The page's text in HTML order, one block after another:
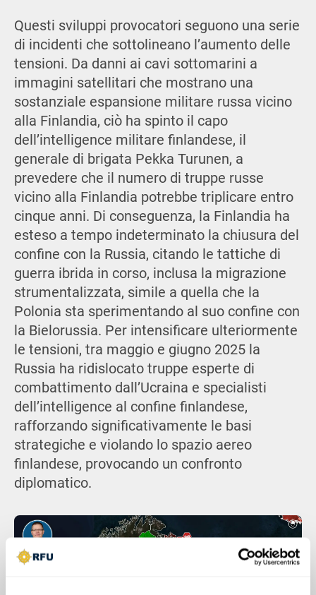
Questi sviluppi provocatori seguono una serie
di incidenti che sottolineano l’aumento delle
tensioni. Da danni ai cavi sottomarini a
immagini satellitari che mostrano una
sostanziale espansione militare russa vicino
alla Finlandia, ciò ha spinto il capo
dell’intelligence militare finlandese, il
generale di brigata Pekka Turunen, a
prevedere che il numero di truppe russe
vicino alla Finlandia potrebbe triplicare entro
cinque anni. Di conseguenza, la Finlandia ha
esteso a tempo indeterminato la chiusura del
confine con la Russia, citando le tattiche di
guerra ibrida in corso, inclusa la migrazione
strumentalizzata, simile a quella che la
Polonia sta sperimentando al suo confine con
la Bielorussia. Per intensificare ulteriormente
le tensioni, tra maggio e giugno 2025 la
Russia ha ridislocato truppe esperte di
combattimento dall’Ucraina e specialisti
dell’intelligence al confine finlandese,
rafforzando significativamente le basi
strategiche e violando lo spazio aereo
finlandese, provocando un confronto
diplomatico.